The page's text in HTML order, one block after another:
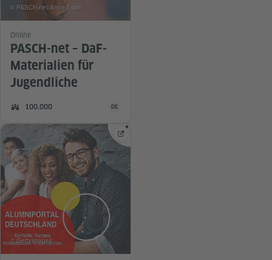
Online
PASCH-net – DaF-
Materialien für
Jugendliche
Mitglieder:
100.000 Die Community ist in folgenden Sprachen
DEUTSCH
DE
© PASCH-net/Anne Essel
© GettyImages